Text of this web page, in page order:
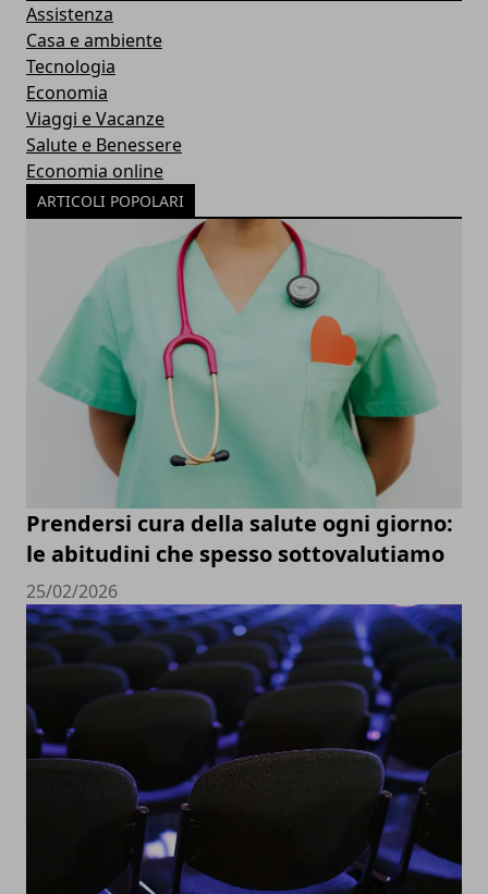
Assistenza
Casa e ambiente
Tecnologia
Economia
Viaggi e Vacanze
Salute e Benessere
Economia online
ARTICOLI POPOLARI
Prendersi cura della salute ogni giorno:
le abitudini che spesso sottovalutiamo
25/02/2026